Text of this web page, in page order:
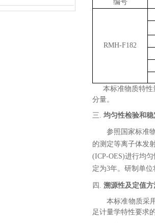
编号
RMH-F182
本标准物质特
分量。
三. 均匀性检验和
参照国家标准
的测定等离子体发
(ICP-OES)进行均
定为3年。研制单
四. 溯源性及定值方
本标准物质采
足计量学特性要求